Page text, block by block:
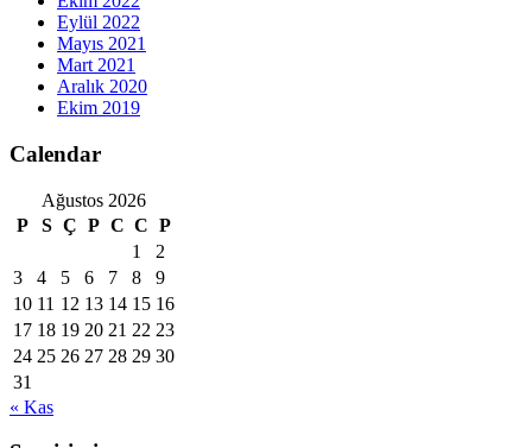
Eylül 2022
Mayıs 2021
Mart 2021
Aralık 2020
Ekim 2019
Calendar
Ağustos 2026
P
S Ç P C C P
1
2
3
4 5 6 7 8
9
10 11 12 13 14 15 16
17 18 19 20 21 22 23
24 25 26 27 28 29 30
31
« Kas